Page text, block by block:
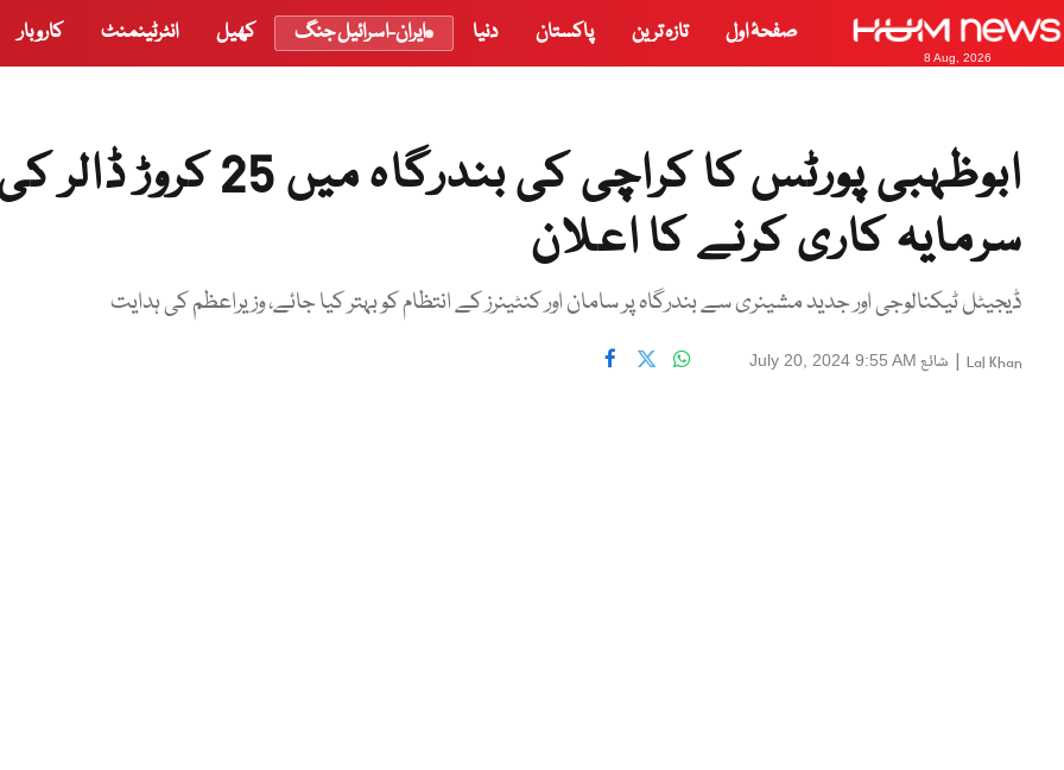
8 Aug, 2026
صفحۂ اول تازہ ترین پاکستان دنیا ایران-اسرائیل جنگ کھیل انٹرٹینمنٹ کاروبار
ابوظہبی پورٹس کا کراچی کی بندرگاہ میں 25 کروڑ
سرمایہ کاری کرنے کا اعلان
ڈیجیٹل ٹیکنالوجی اور جدید مشینری سے بندرگاہ پر سامان اور کنٹینرز کے انتظام کو بہتر کیا جائے، وزیراعظم کی ہدایت
Lal Khan
| شائع July 20, 2024 9:55 AM